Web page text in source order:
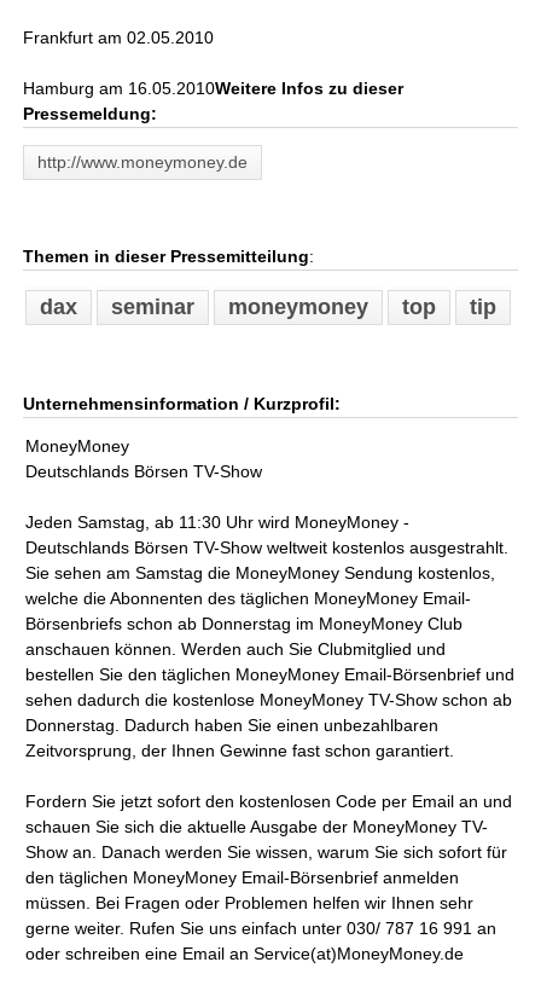
Frankfurt am 02.05.2010
Hamburg am 16.05.2010Weitere Infos zu dieser
Pressemeldung:
http://www.moneymoney.de
Themen in dieser Pressemitteilung:
dax seminar moneymoney top tip
Unternehmensinformation / Kurzprofil:
MoneyMoney
Deutschlands Börsen TV-Show
Jeden Samstag, ab 11:30 Uhr wird MoneyMoney -
Deutschlands Börsen TV-Show weltweit kostenlos ausgestrahlt.
Sie sehen am Samstag die MoneyMoney Sendung kostenlos,
welche die Abonnenten des täglichen MoneyMoney Email-
Börsenbriefs schon ab Donnerstag im MoneyMoney Club
anschauen können. Werden auch Sie Clubmitglied und
bestellen Sie den täglichen MoneyMoney Email-Börsenbrief und
sehen dadurch die kostenlose MoneyMoney TV-Show schon ab
Donnerstag. Dadurch haben Sie einen unbezahlbaren
Zeitvorsprung, der Ihnen Gewinne fast schon garantiert.
Fordern Sie jetzt sofort den kostenlosen Code per Email an und
schauen Sie sich die aktuelle Ausgabe der MoneyMoney TV-
Show an. Danach werden Sie wissen, warum Sie sich sofort für
den täglichen MoneyMoney Email-Börsenbrief anmelden
müssen. Bei Fragen oder Problemen helfen wir Ihnen sehr
gerne weiter. Rufen Sie uns einfach unter 030/ 787 16 991 an
oder schreiben eine Email an Service(at)MoneyMoney.de